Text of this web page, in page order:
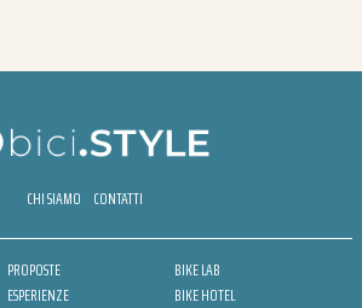
CHI SIAMO CONTATTI
PROPOSTE
ESPERIENZE
BIKE LAB
BIKE HOTEL